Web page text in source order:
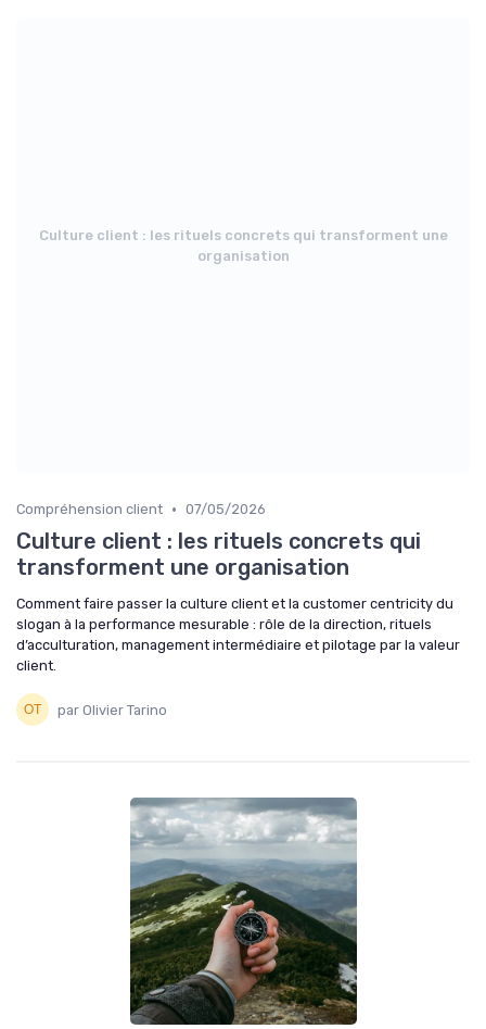
Culture client : les rituels concrets qui transforment une
organisation
Compréhension client • 07/05/2026
Culture client : les rituels concrets qui
transforment une organisation
Comment faire passer la culture client et la customer centricity du
slogan à la performance mesurable : rôle de la direction, rituels
d’acculturation, management intermédiaire et pilotage par la valeur
client.
par Olivier Tarino